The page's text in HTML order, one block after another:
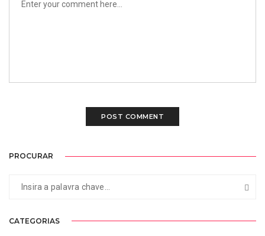
PROCURAR
CATEGORIAS